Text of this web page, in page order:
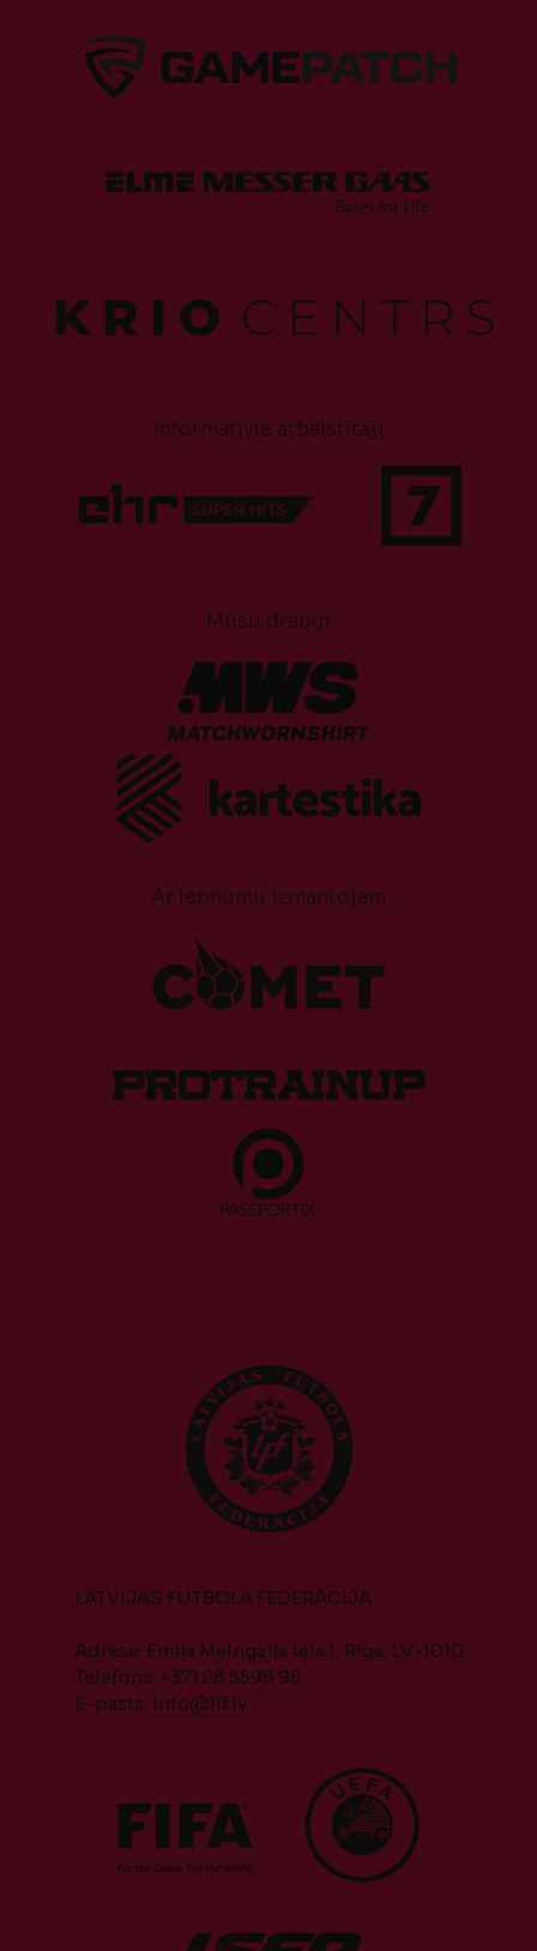
Informatīvie atbalstītāji
Mūsu draugi
Ar lepnumu izmantojam
LATVIJAS FUTBOLA FEDERĀCIJA
Adrese: Emiļa Melngaiļa iela 1, Rīga, LV-1010
Telefons: +371 28 5598 98
E-pasts: info@lff.lv